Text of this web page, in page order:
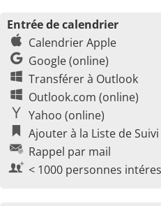
Entrée de calendrier
Calendrier Apple
Google (online)
Transférer à Outlook
Outlook.com (online)
Yahoo (online)
Ajouter à la Liste de Suivi
Rappel par mail
< 1000 personnes